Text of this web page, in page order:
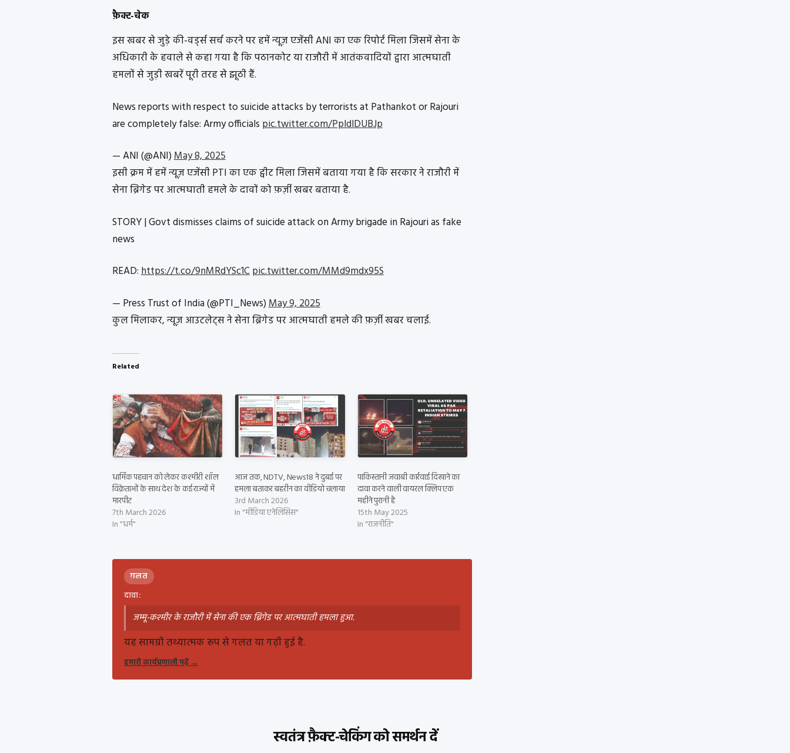
फ़ैक्ट-चेक
इस खबर से जुड़े की-वर्ड्स सर्च करने पर हमें न्यूज़ एजेंसी ANI का एक रिपोर्ट मिला जिसमें सेना के
अधिकारी के हवाले से कहा गया है कि पठानकोट या राजौरी में आतंकवादियों द्वारा आत्मघाती
हमलों से जुड़ी खबरें पूरी तरह से झूठी हैं.
News reports with respect to suicide attacks by terrorists at Pathankot or Rajouri
are completely false: Army officials pic.twitter.com/PpldlDUBJp
— ANI (@ANI)May 8, 2025
इसी क्रम में हमें न्यूज़ एजेंसी PTI का एक ट्वीट मिला जिसमें बताया गया है कि सरकार ने राजौरी में
सेना ब्रिगेड पर आत्मघाती हमले के दावों को फ़र्ज़ी खबर बताया है.
STORY | Govt dismisses claims of suicide attack on Army brigade in Rajouri as fake
news
READ:https://t.co/9nMRdYSc1Cpic.twitter.com/MMd9mdx95S
— Press Trust of India (@PTI_News)May 9, 2025
कुल मिलाकर, न्यूज़ आउटलेट्स ने सेना ब्रिगेड पर आत्मघाती हमले की फ़र्ज़ी खबर चलाई.
Related
धार्मिक पहचान को लेकर कश्मीरी शॉल
विक्रेताओं के साथ देश के कई राज्यों में
मारपीट
7th March 2026
In "धर्म"
आज तक, NDTV, News18 ने दुबई पर
हमला बताकर बहरीन का वीडियो चलाया
3rd March 2026
In "मीडिया एनेलिसिस"
पाकिस्तानी जवाबी कार्रवाई दिखाने का
दावा करने वाली वायरल क्लिप एक
महीने पुरानी है
15th May 2025
In "राजनीति"
ग़लत
दावा:
जम्मू-कश्मीर के राजौरी में सेना की एक ब्रिगेड पर आत्मघाती हमला हुआ.
यह सामग्री तथ्यात्मक रूप से गलत या गढ़ी हुई है.
हमारी कार्यप्रणाली पढ़ें→
स्वतंत्र फ़ैक्ट-चेकिंग को समर्थन दें